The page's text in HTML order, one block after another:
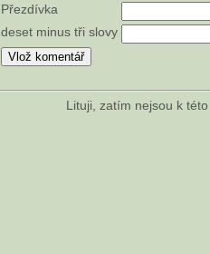
Přezdívka
deset minus tři slovy
Lituji, zatím nejsou k